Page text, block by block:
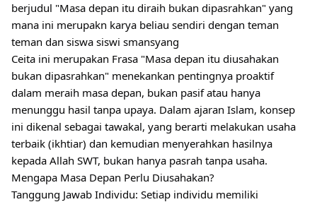
berjudul "Masa depan itu diraih bukan dipasrahkan" yang
mana ini merupakn karya beliau sendiri dengan teman
teman dan siswa siswi smansyang
Ceita ini merupakan Frasa "Masa depan itu diusahakan
bukan dipasrahkan" menekankan pentingnya proaktif
dalam meraih masa depan, bukan pasif atau hanya
menunggu hasil tanpa upaya. Dalam ajaran Islam, konsep
ini dikenal sebagai tawakal, yang berarti melakukan usaha
terbaik (ikhtiar) dan kemudian menyerahkan hasilnya
kepada Allah SWT, bukan hanya pasrah tanpa usaha.
Mengapa Masa Depan Perlu Diusahakan?
Tanggung Jawab Individu: Setiap individu memiliki